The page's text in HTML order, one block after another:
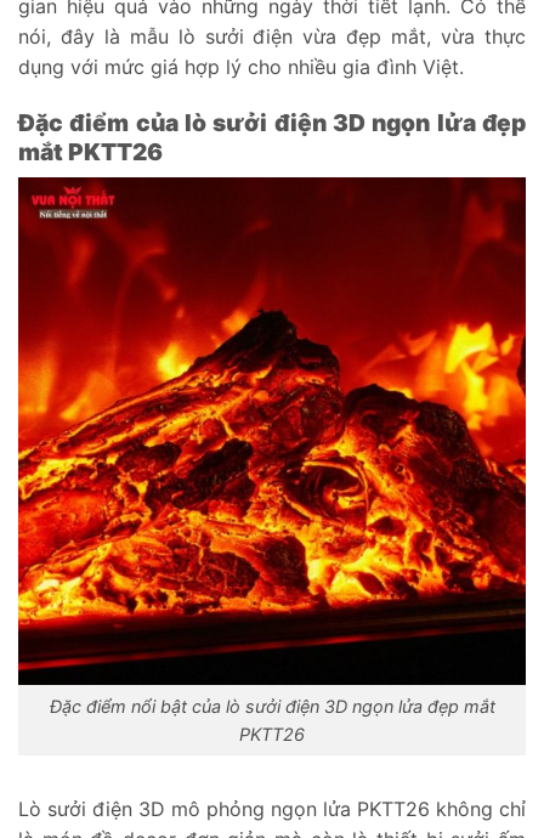
gian hiệu quả vào những ngày thời tiết lạnh. Có thể
nói, đây là mẫu lò sưởi điện vừa đẹp mắt, vừa thực
dụng với mức giá hợp lý cho nhiều gia đình Việt.
Đặc điểm của lò sưởi điện 3D ngọn lửa đẹp
mắt PKTT26
Đặc điểm nổi bật của lò sưởi điện 3D ngọn lửa đẹp mắt
PKTT26
Lò sưởi điện 3D mô phỏng ngọn lửa PKTT26 không chỉ